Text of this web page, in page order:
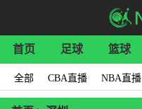
首页 足球 篮球
全部 CBA直播 NBA直播